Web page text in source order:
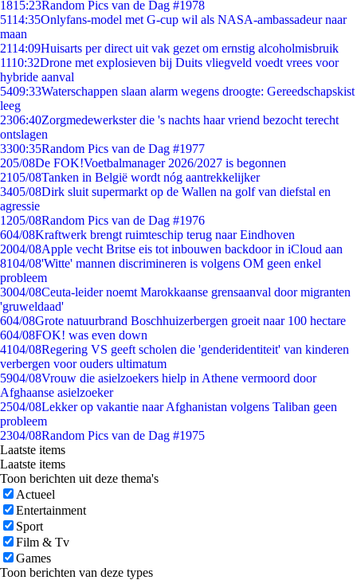
1815:23Random Pics van de Dag #1978
5114:35Onlyfans-model met G-cup wil als NASA-ambassadeur naar
maan
2114:09Huisarts per direct uit vak gezet om ernstig alcoholmisbruik
1110:32Drone met explosieven bij Duits vliegveld voedt vrees voor
hybride aanval
5409:33Waterschappen slaan alarm wegens droogte: Gereedschapskist
leeg
2306:40Zorgmedewerkster die 's nachts haar vriend bezocht terecht
ontslagen
3300:35Random Pics van de Dag #1977
205/08De FOK!Voetbalmanager 2026/2027 is begonnen
2105/08Tanken in België wordt nóg aantrekkelijker
3405/08Dirk sluit supermarkt op de Wallen na golf van diefstal en
agressie
1205/08Random Pics van de Dag #1976
604/08Kraftwerk brengt ruimteschip terug naar Eindhoven
2004/08Apple vecht Britse eis tot inbouwen backdoor in iCloud aan
8104/08'Witte' mannen discrimineren is volgens OM geen enkel
probleem
3004/08Ceuta-leider noemt Marokkaanse grensaanval door migranten
'gruweldaad'
604/08Grote natuurbrand Boschhuizerbergen groeit naar 100 hectare
604/08FOK! was even down
4104/08Regering VS geeft scholen die 'genderidentiteit' van kinderen
verbergen voor ouders ultimatum
5904/08Vrouw die asielzoekers hielp in Athene vermoord door
Afghaanse asielzoeker
2504/08Lekker op vakantie naar Afghanistan volgens Taliban geen
probleem
2304/08Random Pics van de Dag #1975
Laatste items
Laatste items
Toon berichten uit deze thema's
Actueel
Entertainment
Sport
Film & Tv
Games
Toon berichten van deze types